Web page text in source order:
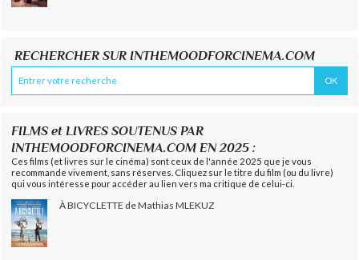
RECHERCHER SUR INTHEMOODFORCINEMA.COM
FILMS et LIVRES SOUTENUS PAR
INTHEMOODFORCINEMA.COM EN 2025 :
Ces films (et livres sur le cinéma) sont ceux de l'année 2025 que je vous
recommande vivement, sans réserves. Cliquez sur le titre du film (ou du livre)
qui vous intéresse pour accéder au lien vers ma critique de celui-ci.
À BICYCLETTE de Mathias MLEKUZ